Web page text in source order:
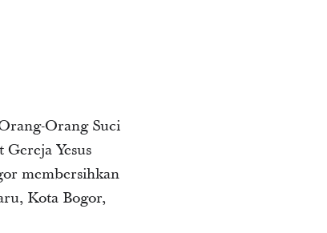
Orang Suci
Yesus
membersihkan
Kota Bogor,